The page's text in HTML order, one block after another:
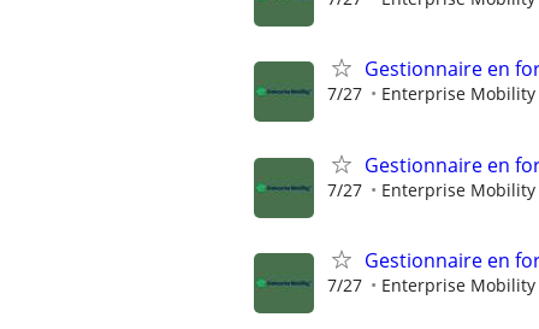
Gestionnaire en
7/27 Enterprise Mobility
Gestionnaire en
7/27 Enterprise Mobility
Gestionnaire en
7/27 Enterprise Mobility